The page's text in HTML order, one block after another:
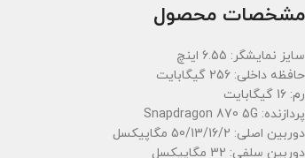
مشخصات محصول
سایز نمایشگر: 6.55 اینچ
حافظه داخلی: 256 گیگابایت
رم: 16 گیگابایت
پردازنده: Snapdragon 870 5G
دوربین اصلی: 50/13/16/2 مگاپیکسل
دوربین سلفی: 32 مگاپیکسل